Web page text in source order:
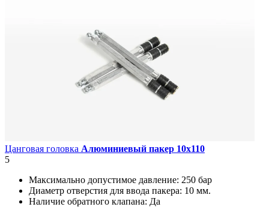
Цанговая головка Алюминиевый пакер 10х110
5
Максимально допустимое давление: 250 бар
Диаметр отверстия для ввода пакера: 10 мм.
Наличие обратного клапана: Да